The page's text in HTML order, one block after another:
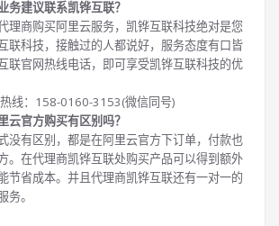
务建议联系凯铧互联？
理商购买阿里云服务，凯铧互联科技绝对是您
联科技，接触过的人都说好，服务态度有口皆
联官网热线电话，即可享受凯铧互联科技的优
线：158-0160-3153(微信同号)
云官方购买有区别吗？
没有区别，都是在阿里云官方下订单，付款也
。在代理商凯铧互联处购买产品可以得到额外
节省成本。并且代理商凯铧互联还有一对一的
务。